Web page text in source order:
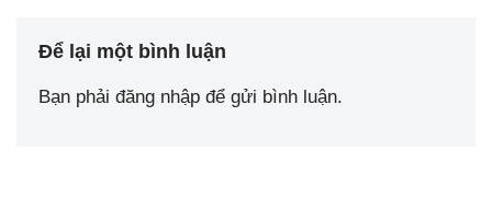
Để lại một bình luận
Bạn phải đăng nhập để gửi bình luận.